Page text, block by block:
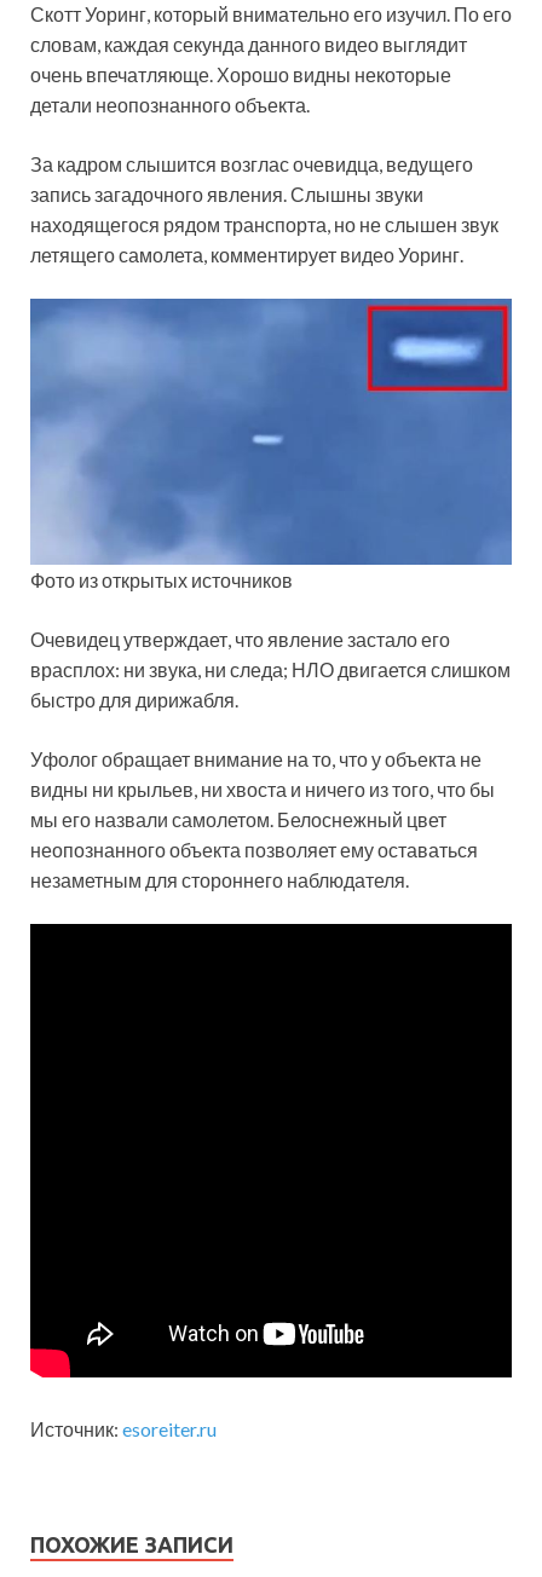
Скотт Уоринг, который внимательно его изучил. По его
словам, каждая секунда данного видео выглядит
очень впечатляюще. Хорошо видны некоторые
детали неопознанного объекта.
За кадром слышится возглас очевидца, ведущего
запись загадочного явления. Слышны звуки
находящегося рядом транспорта, но не слышен звук
летящего самолета, комментирует видео Уоринг.
Фото из открытых источников
Очевидец утверждает, что явление застало его
врасплох: ни звука, ни следа; НЛО двигается слишком
быстро для дирижабля.
Уфолог обращает внимание на то, что у объекта не
видны ни крыльев, ни хвоста и ничего из того, что бы
мы его назвали самолетом. Белоснежный цвет
неопознанного объекта позволяет ему оставаться
незаметным для стороннего наблюдателя.
Источник: esoreiter.ru
ПОХОЖИЕ ЗАПИСИ